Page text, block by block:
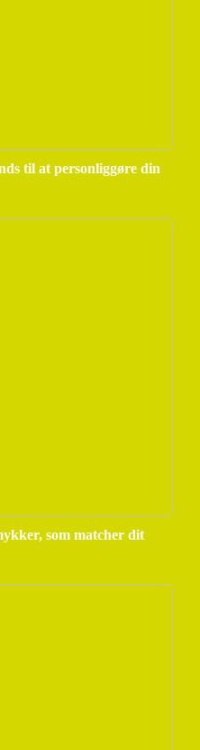
til at personliggøre din
som matcher dit